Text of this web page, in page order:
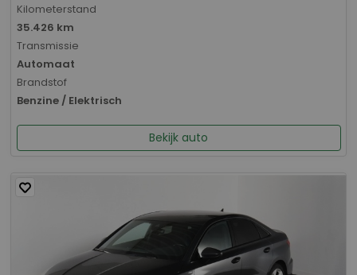
Kilometerstand
35.426 km
Transmissie
Automaat
Brandstof
Benzine / Elektrisch
Bekijk auto